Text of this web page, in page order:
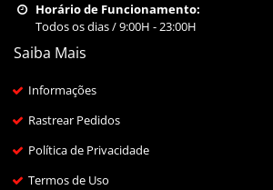
Horário de Funcionamento:
Todos os dias / 9:00H - 23:00H
Saiba Mais
Informações
Rastrear Pedidos
Política de Privacidade
Termos de Uso